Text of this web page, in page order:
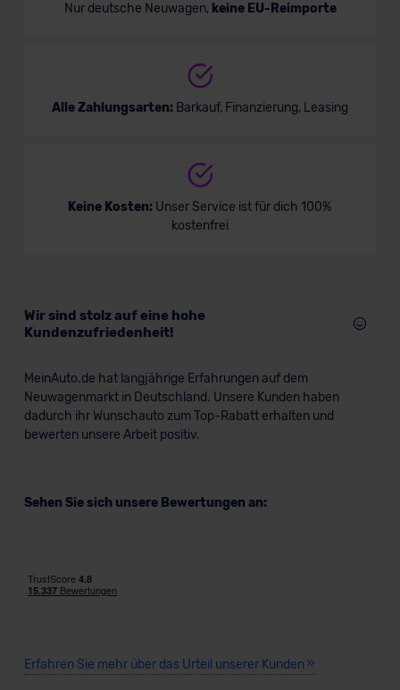
Nur deutsche Neuwagen, keine EU-Reimporte
Alle Zahlungsarten: Barkauf, Finanzierung, Leasing
Keine Kosten: Unser Service ist für dich 100%
kostenfrei
Wir sind stolz auf eine hohe
Kundenzufriedenheit!
MeinAuto.de hat langjährige Erfahrungen auf dem
Neuwagenmarkt in Deutschland. Unsere Kunden haben
dadurch ihr Wunschauto zum Top-Rabatt erhalten und
bewerten unsere Arbeit positiv.
Sehen Sie sich unsere Bewertungen an:
Erfahren Sie mehr über das Urteil unserer Kunden